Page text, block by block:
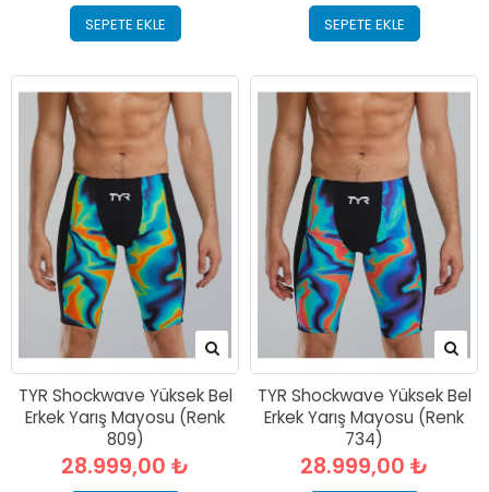
SEPETE EKLE SEPETE EKLE
TYR Shockwave Yüksek Bel
Erkek Yarış Mayosu (Renk
809)
28.999,00 ₺
TYR Shockwave Yüksek Bel
Erkek Yarış Mayosu (Renk
734)
28.999,00 ₺